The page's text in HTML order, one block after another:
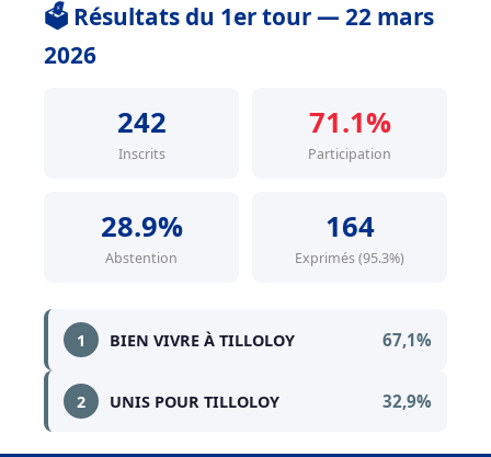
🗳️ Résultats du 1er tour — 22 mars
2026
242
Inscrits
71.1%
Participation
28.9%
Abstention
164
Exprimés (95.3%)
1 BIEN VIVRE À TILLOLOY 67,1%
2 UNIS POUR TILLOLOY 32,9%